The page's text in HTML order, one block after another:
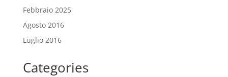
Febbraio 2025
Agosto 2016
Luglio 2016
Categories